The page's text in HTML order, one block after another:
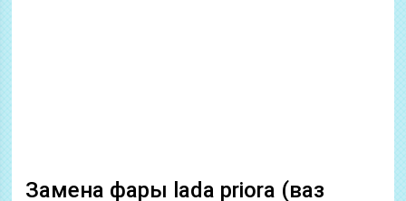
Замена фары lada priora (ваз